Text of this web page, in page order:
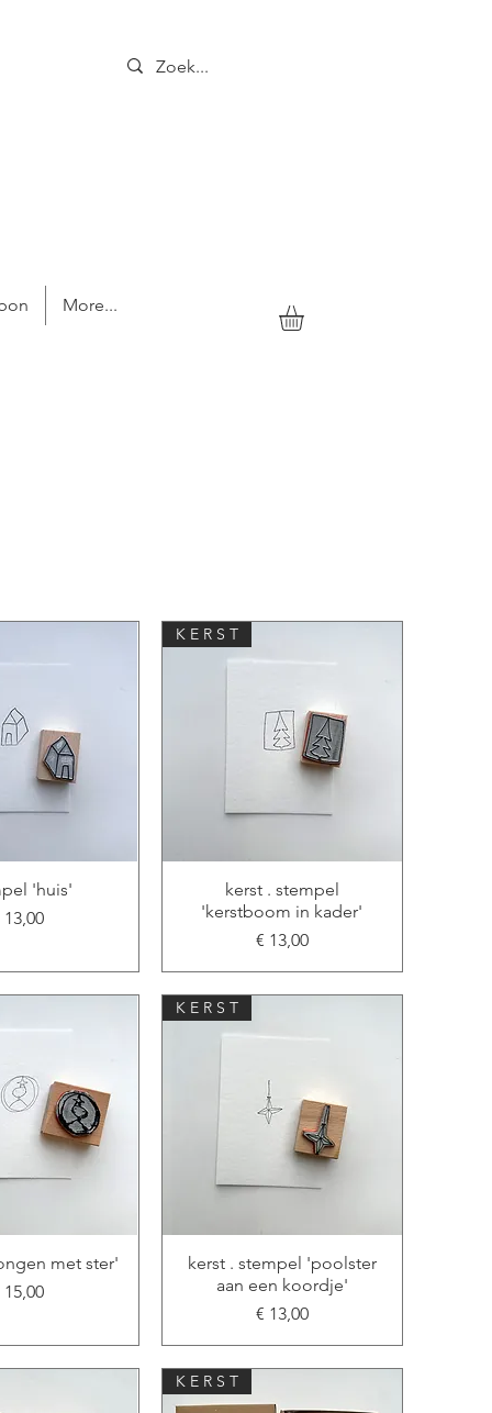
More...
'huis'
13,00
K E R S T
kerst . stempel
'kerstboom in kader'
Prijs
€ 13,00
met ster'
15,00
K E R S T
kerst . stempel 'poolster
aan een koordje'
Prijs
€ 13,00
K E R S T